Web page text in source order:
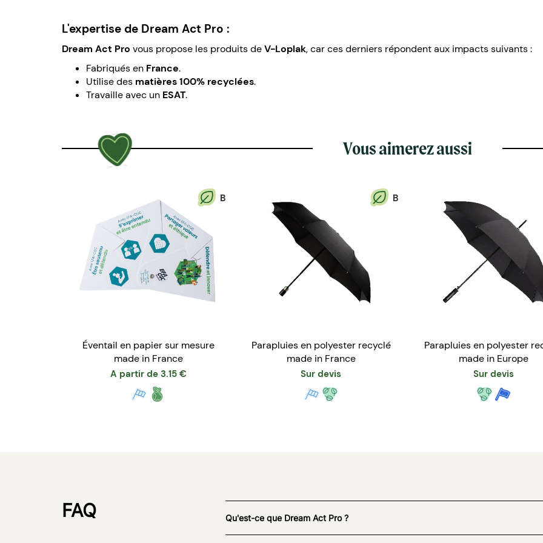
L'expertise de Dream Act Pro :
Dream Act Pro vous propose les produits deV-Loplak, car ces derniers répondent aux impacts suivants :
Fabriqués en France.
Utilise des matières 100% recyclées.
Travaille avec un ESAT.
Vous aimerez aussi
B
Éventail en papier sur mesure
made in France
A partir de 3.15 €
B
Parapluies en polyester recyclé
made in France
Sur devis
Parapluies en polyester
made in Europe
Sur devis
FAQ Qu'est-ce que Dream Act Pro ?